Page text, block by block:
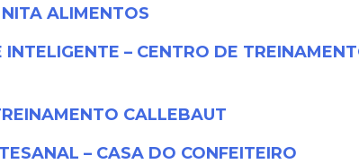
ALIMENTOS
– CENTRO DE
CALLEBAUT
– CASA DO CONFEITEIRO